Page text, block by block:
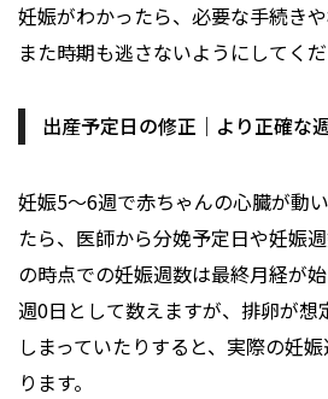
妊娠がわかったら、必要な手続きや
また時期も逃さないようにしてくだ
出産予定日の修正｜より正確な
妊娠5～6週で赤ちゃんの心臓が動
たら、医師から分娩予定日や妊娠
の時点での妊娠週数は最終月経が
週0日として数えますが、排卵が想
しまっていたりすると、実際の妊
ります。